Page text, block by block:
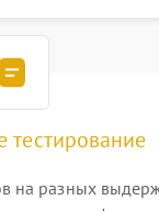
тестирование
на разных